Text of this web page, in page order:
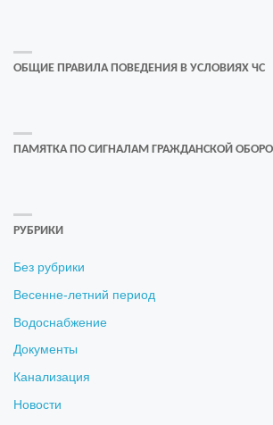
ОБЩИЕ ПРАВИЛА ПОВЕДЕНИЯ В УСЛОВИЯХ ЧС
ПАМЯТКА ПО СИГНАЛАМ ГРАЖДАНСКОЙ
РУБРИКИ
Без рубрики
Весенне-летний период
Водоснабжение
Документы
Канализация
Новости